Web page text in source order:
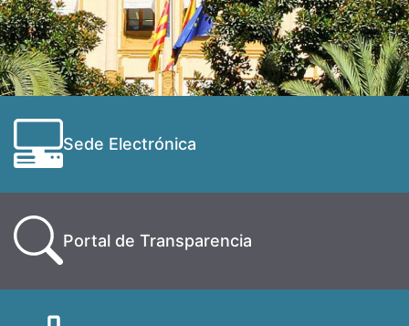
Sede Electrónica
Portal de Transparencia